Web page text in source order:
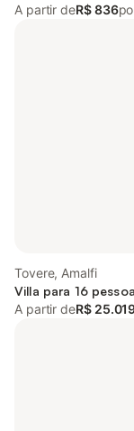
A partir deR$ 836
Tovere, Amalfi
Villa para 16
A partir deR$